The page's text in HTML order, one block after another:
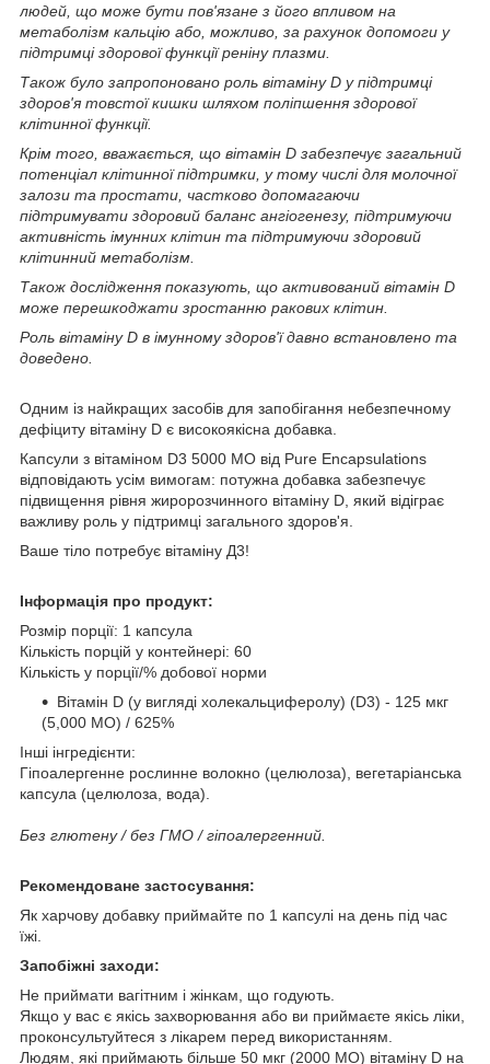
людей, що може бути пов'язане з його впливом на
метаболізм кальцію або, можливо, за рахунок допомоги у
підтримці здорової функції реніну плазми.
Також було запропоновано роль вітаміну D у підтримці
здоров'я товстої кишки шляхом поліпшення здорової
клітинної функції.
Крім того, вважається, що вітамін D забезпечує загальний
потенціал клітинної підтримки, у тому числі для молочної
залози та простати, частково допомагаючи
підтримувати здоровий баланс ангіогенезу, підтримуючи
активність імунних клітин та підтримуючи здоровий
клітинний метаболізм.
Також дослідження показують, що активований вітамін D
може перешкоджати зростанню ракових клітин.
Роль вітаміну D в імунному здоров'ї давно встановлено та
доведено.
Одним із найкращих засобів для запобігання небезпечному
дефіциту вітаміну D є високоякісна добавка.
Капсули з вітаміном D3 5000 МО від Pure Encapsulations
відповідають усім вимогам: потужна добавка забезпечує
підвищення рівня жиророзчинного вітаміну D, який відіграє
важливу роль у підтримці загального здоров'я.
Ваше тіло потребує вітаміну Д3!
Інформація про продукт:
Розмір порції: 1 капсула
Кількість порцій у контейнері: 60
Кількість у порції/% добової норми
Вітамін D (у вигляді холекальциферолу) (D3) - 125 мкг
(5,000 МО) / 625%
Інші інгредієнти:
Гіпоалергенне рослинне волокно (целюлоза), вегетаріанська
капсула (целюлоза, вода).
Без глютену / без ГМО / гіпоалергенний.
Рекомендоване застосування:
Як харчову добавку приймайте по 1 капсулі на день під час
їжі.
Запобіжні заходи:
Не приймати вагітним і жінкам, що годують.
Якщо у вас є якісь захворювання або ви приймаєте якісь ліки,
проконсультуйтеся з лікарем перед використанням.
Людям, які приймають більше 50 мкг (2000 МО) вітаміну D на